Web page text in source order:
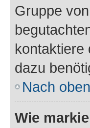
Gruppe
kontaktiere
dazu
Nach oben
Wie